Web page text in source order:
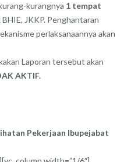
kurangnya 1 tempat
JKKP. Penghantaran
perlaksanaannya akan
Laporan tersebut akan
AKTIF.
Pekerjaan Ibupejabat